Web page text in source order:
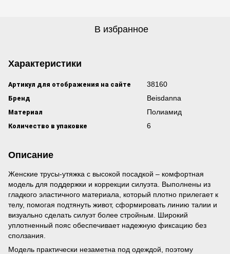
В избранное
Характеристики
Артикул для отображения на сайте 38160
Бренд Beisdanna
Материал Полиамид
Количество в упаковке 6
Описание
Женские трусы-утяжка с высокой посадкой – комфортная
модель для поддержки и коррекции силуэта. Выполнены из
гладкого эластичного материала, который плотно прилегает к
телу, помогая подтянуть живот, сформировать линию талии и
визуально сделать силуэт более стройным. Широкий
уплотненный пояс обеспечивает надежную фиксацию без
сползания.
Модель практически незаметна под одеждой, поэтому